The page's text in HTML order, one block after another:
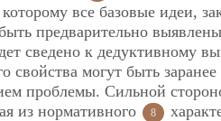
которому все базовые идеи,
предварительно
сведено к дедуктивному
свойства могут быть
проблемы. Сильной
из нормативного
8